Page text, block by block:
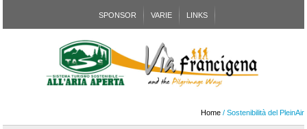
SPONSOR VARIE LINKS
Home/ Sostenibilità del PleinAir